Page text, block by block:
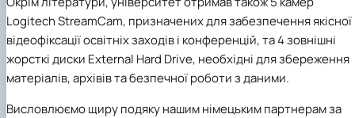
Logitech StreamCam, призначених для забезпечення якісної
відеофіксації освітніх заходів і конференцій, та 4 зовнішні
жорсткі диски External Hard Drive, необхідні для збереження
матеріалів, архівів та безпечної роботи з даними.
Висловлюємо щиру подяку нашим німецьким партнерам за